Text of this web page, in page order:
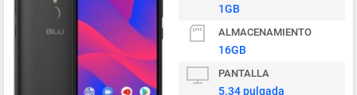
1GB
ALMACENAMIENTO
16GB
PANTALLA
5.34 pulgada